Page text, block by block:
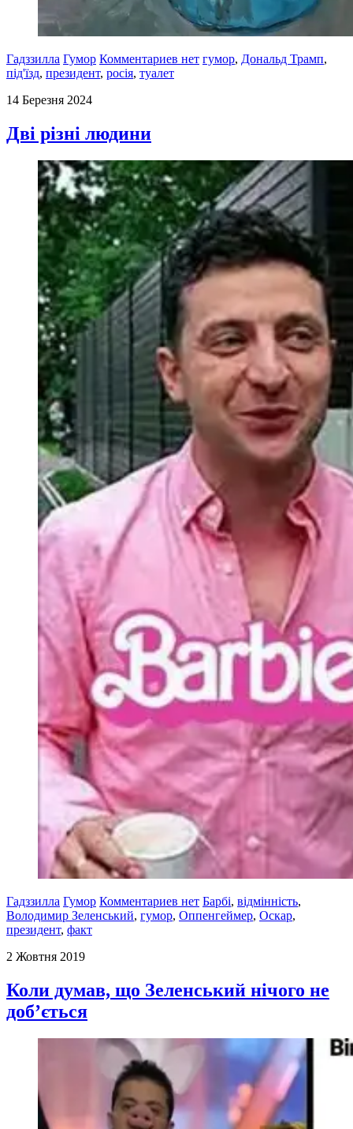
Гадззилла Гумор Комментариев нет гумор, Дональд Трамп,
під'їзд, президент, росія, туалет
14 Березня 2024
Дві різні людини
Гадззилла Гумор Комментариев нет Барбі, відмінність,
Володимир Зеленський, гумор, Оппенгеймер, Оскар,
президент, факт
2 Жовтня 2019
Коли думав, що Зеленський нічого не
доб’ється